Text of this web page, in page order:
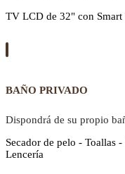
TV LCD de 32" con Smart
BAÑO PRIVADO
Dispondrá de su propio
Secador de pelo - Toallas
Lencería